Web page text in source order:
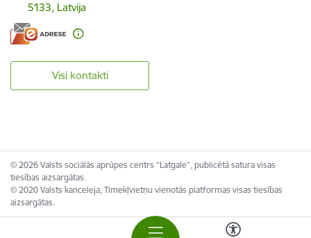
5133, Latvija
Visi kontakti
© 2026 Valsts sociālās aprūpes centrs “Latgale”, publicētā satura visas
tiesības aizsargātas.
© 2020 Valsts kanceleja, Tīmekļvietņu vienotās platformas visas tiesības
aizsargātas.